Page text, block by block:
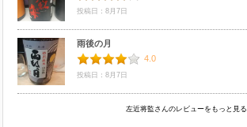
投稿日：8月7日
雨後の月
4.0
投稿日：8月7日
左近将監さんのレビューをもっと見る